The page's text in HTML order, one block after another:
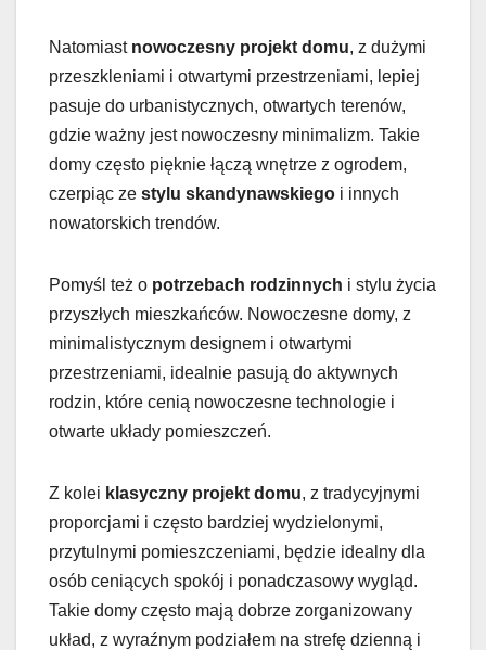
Natomiast nowoczesny projekt domu, z dużymi
przeszkleniami i otwartymi przestrzeniami, lepiej
pasuje do urbanistycznych, otwartych terenów,
gdzie ważny jest nowoczesny minimalizm. Takie
domy często pięknie łączą wnętrze z ogrodem,
czerpiąc ze stylu skandynawskiego i innych
nowatorskich trendów.
Pomyśl też o potrzebach rodzinnych i stylu życia
przyszłych mieszkańców. Nowoczesne domy, z
minimalistycznym designem i otwartymi
przestrzeniami, idealnie pasują do aktywnych
rodzin, które cenią nowoczesne technologie i
otwarte układy pomieszczeń.
Z kolei klasyczny projekt domu, z tradycyjnymi
proporcjami i często bardziej wydzielonymi,
przytulnymi pomieszczeniami, będzie idealny dla
osób ceniących spokój i ponadczasowy wygląd.
Takie domy często mają dobrze zorganizowany
układ, z wyraźnym podziałem na strefę dzienną i